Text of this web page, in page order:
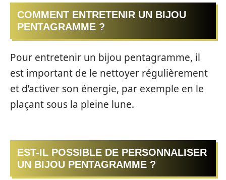
COMMENT ENTRETENIR UN BIJOU
PENTAGRAMME ?
Pour entretenir un bijou pentagramme, il
est important de le nettoyer régulièrement
et d’activer son énergie, par exemple en le
plaçant sous la pleine lune.
EST-IL POSSIBLE DE PERSONNALISER
UN BIJOU PENTAGRAMME ?